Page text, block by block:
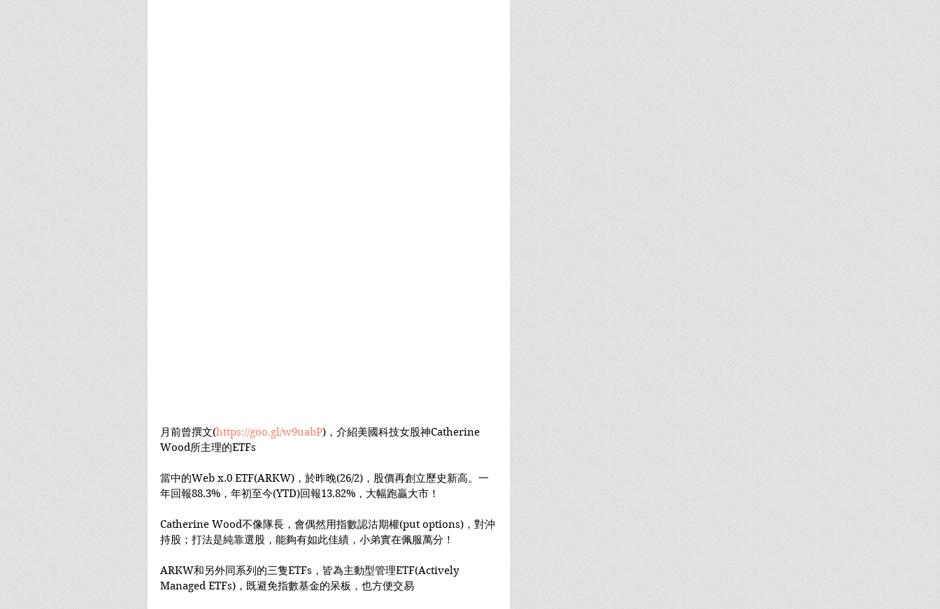
月前曾撰文(https://goo.gl/w9uabP)，介紹美國科技女股神Catherine
Wood所主理的ETFs
當中的Web x.0 ETF(ARKW)，於昨晚(26/2)，股價再創立歷史新高。一
年回報88.3%，年初至今(YTD)回報13.82%，大幅跑贏大市！
Catherine Wood不像隊長，會偶然用指數認沽期權(put options)，對沖
持股；打法是純靠選股，能夠有如此佳績，小弟實在佩服萬分！
ARKW和另外同系列的三隻ETFs，皆為主動型管理ETF(Actively
Managed ETFs)，既避免指數基金的呆板，也方便交易